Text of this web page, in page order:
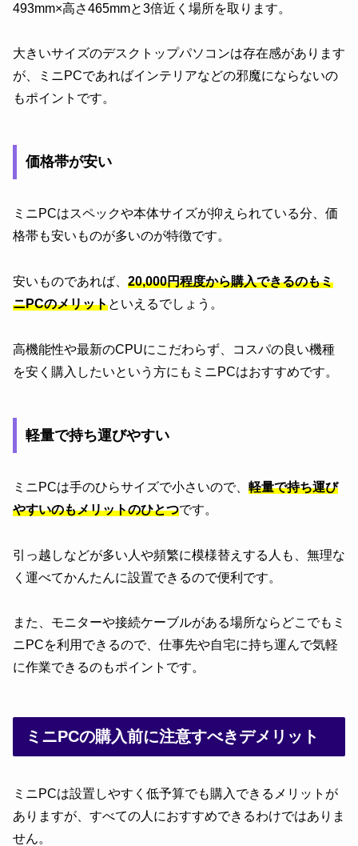
493mm×高さ465mmと3倍近く場所を取ります。
大きいサイズのデスクトップパソコンは存在感があります
が、ミニPCであればインテリアなどの邪魔にならないの
もポイントです。
価格帯が安い
ミニPCはスペックや本体サイズが抑えられている分、価
格帯も安いものが多いのが特徴です。
安いものであれば、 20,000円程度から購入できるのもミ
ニPCのメリットといえるでしょう。
高機能性や最新のCPUにこだわらず、コスパの良い機種
を安く購入したいという方にもミニPCはおすすめです。
軽量で持ち運びやすい
ミニPCは手のひらサイズで小さいので、 軽量で持ち運び
やすいのもメリットのひとつです。
引っ越しなどが多い人や頻繁に模様替えする人も、無理な
く運べてかんたんに設置できるので便利です。
また、モニターや接続ケーブルがある場所ならどこでもミ
ニPCを利用できるので、仕事先や自宅に持ち運んで気軽
に作業できるのもポイントです。
ミニPCの購入前に注意すべきデメリット
ミニPCは設置しやすく低予算でも購入できるメリットが
ありますが、すべての人におすすめできるわけではありま
せん。